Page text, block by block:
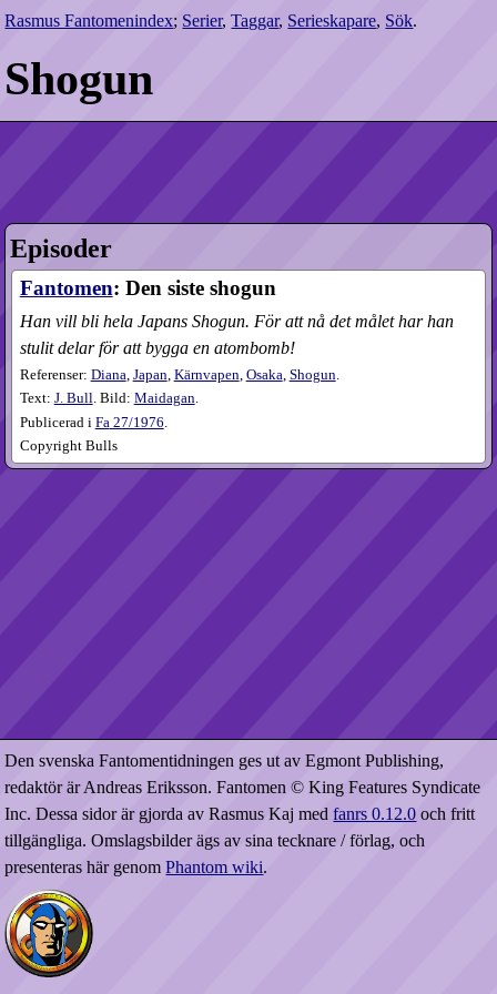
Rasmus Fantomenindex; Serier,Taggar, Serieskapare, Sök.
Shogun
Episoder
Fantomen: Den siste shogun
Han vill bli hela Japans Shogun. För att nå det målet har han
stulit delar för att bygga en atombomb!
Referenser: Diana Japan Kärnvapen Osaka Shogun
Text: J. Bull. Bild: Maidagan.
Publicerad i Fa27​/1976.
Copyright Bulls
Den svenska Fantomentidningen ges ut av Egmont Publishing,
redaktör är Andreas Eriksson. Fantomen © King Features Syndicate
Inc. Dessa sidor är gjorda av Rasmus Kaj medfanrs 0.12.0 och fritt
tillgängliga. Omslagsbilder ägs av sina tecknare / förlag, och
presenteras här genomPhantom wiki.